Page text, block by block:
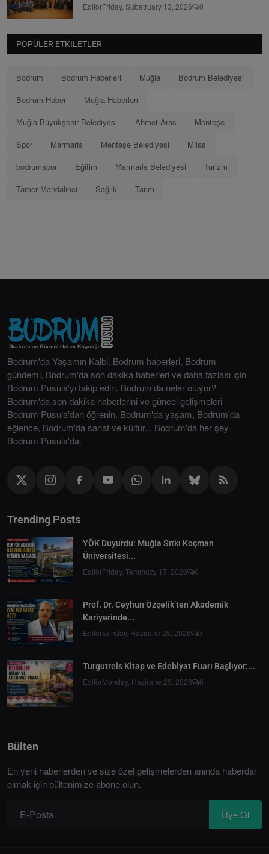
EditörFriday, Şubatruary 13, 2026 0
POPÜLER ETKILETLER
Bodrum Bodrum Haberleri Muğla
Bodrum Belediyesi
Bodrum Haber
Muğla Haberleri
Muğla Büyükşehir Belediyesi
Ahmet Aras
Menteşe
Spor
Marmaris Menteşe Belediyesi
Milas
bodrumspor
Eğitim Marmaris Belediyesi
Turizm
Tamer Mandalinci
Sağlık Tarım
Bodrum'da Yaşamın Kalbi. Bodrum haberleri, Bodrum
gündemi, Bodrum'da son dakika haberleri ve daha fazlası için
Bodrum Pusula'yı takip edin. Bodrum'da neler oluyor?
Bodrum'da son dakika haberlerini ve güncel gelişmeleri
Bodrum Pusula'dan öğrenin. Bodrum'da yaşam, Bodrum'da
eğlence, Bodrum'da sanat ve kültür... Bodrum'da her şey
Bodrum Pusula'da.
Trending Posts
YÖK Duyurdu: Muğla Sıtkı Koçman
Üniversitesi...
EditörFriday, Temmuzy 17, 2026 0
Prof. Dr. Ceyhun Özçelik’ten Akademik
Kariyerinde...
EditörSunday, Hazirane 28, 2026 0
Turgutreis Kitap ve Edebiyat Fuarı Başlıyor:...
EditörMonday, Hazirane 29, 2026 0
Bülten
En yeni haberlerden ve size özel gelişmelerden anında haberdar
olmak için bültenimize abone olun.
Üye Ol